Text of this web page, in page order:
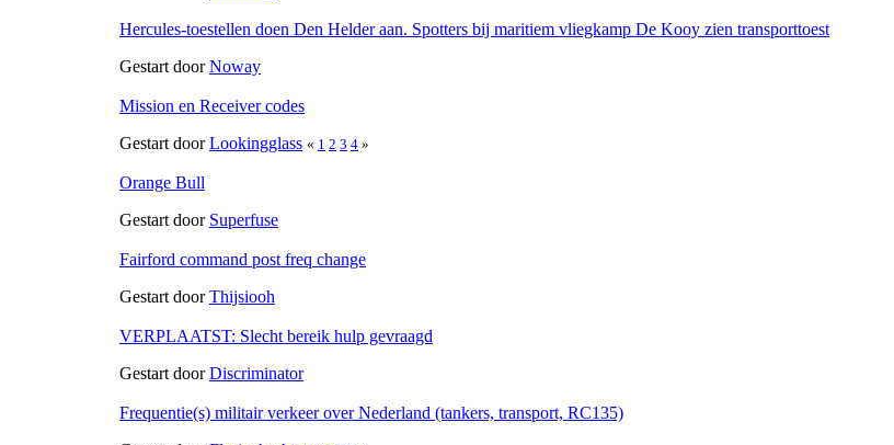
Hercules-toestellen doen Den Helder aan. Spotters bij maritiem vliegkamp De Kooy zien transporttoest
Gestart doorNoway
Mission en Receiver codes
Gestart doorLookingglass « 1 2 3 4 »
Orange Bull
Gestart door Superfuse
Fairford command post freq change
Gestart doorThijsiooh
VERPLAATST: Slecht bereik hulp gevraagd
Gestart doorDiscriminator
Frequentie(s) militair verkeer over Nederland (tankers, transport, RC135)